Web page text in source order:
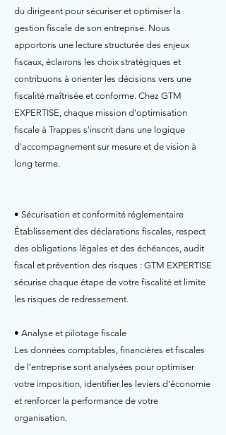
du dirigeant pour sécuriser et optimiser la
gestion fiscale de son entreprise. Nous
apportons une lecture structurée des enjeux
fiscaux, éclairons les choix stratégiques et
contribuons à orienter les décisions vers une
fiscalité maîtrisée et conforme. Chez GTM
EXPERTISE, chaque mission d'optimisation
fiscale à Trappes s'inscrit dans une logique
d'accompagnement sur mesure et de vision à
long terme.
• Sécurisation et conformité réglementaire
Établissement des déclarations fiscales, respect
des obligations légales et des échéances, audit
fiscal et prévention des risques : GTM EXPERTISE
sécurise chaque étape de votre fiscalité et limite
les risques de redressement.
• Analyse et pilotage fiscale
Les données comptables, financières et fiscales
de l'entreprise sont analysées pour optimiser
votre imposition, identifier les leviers d'économie
et renforcer la performance de votre
organisation.